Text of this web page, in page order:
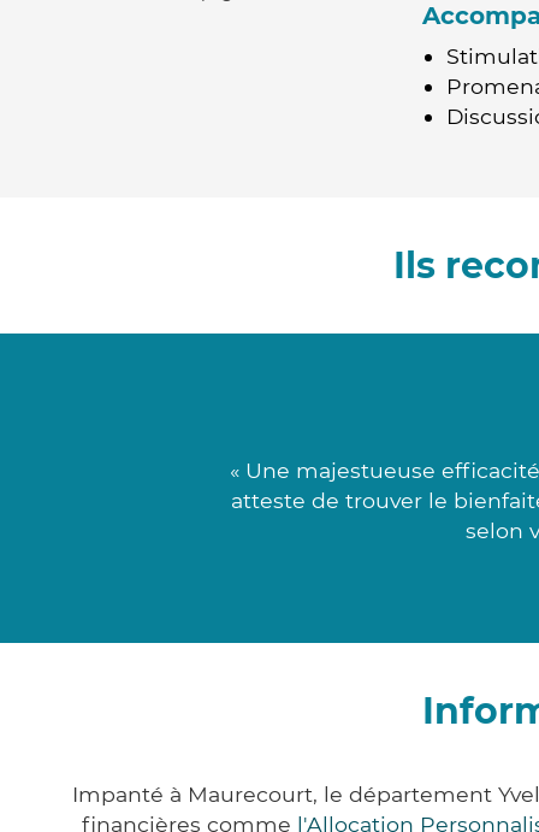
Ils
« Une majestueuse
atteste de trouver le
selon
Impanté à Maurecourt, le département
financières comme l'Allocation